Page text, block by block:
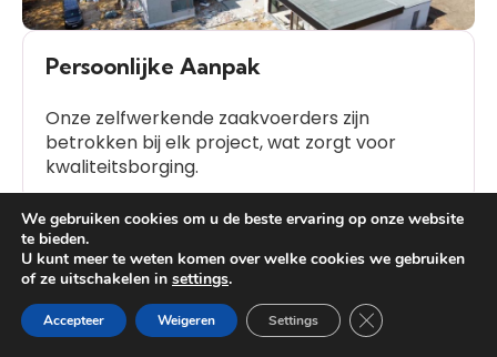
Persoonlijke Aanpak
Onze zelfwerkende zaakvoerders zijn
betrokken bij elk project, wat zorgt voor
kwaliteitsborging.
Klanttevredenheid
We gebruiken cookies om u de beste ervaring op onze website
te bieden.
U kunt meer te weten komen over welke cookies we gebruiken
of ze uitschakelen in settings.
Accepteer Weigeren Settings Close GDPR